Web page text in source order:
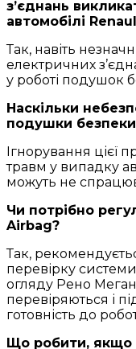
з’єднань
автомобілі
Так, навіть
електричних
у роботі подушок
Наскільки
подушки
Ігнорування цієї
травм у випадку
можуть не
Чи потрібно
Airbag?
Так,
перевірку
огляду Рено
перевіряються і
готовність до
Що робити, якщо